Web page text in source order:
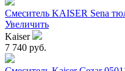
Смеситель KAISER Sena
Увеличить
Kaiser
7 740 руб.